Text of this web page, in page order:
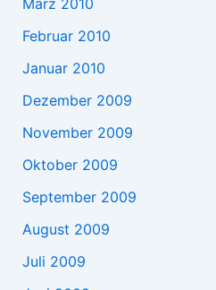
Februar 2010
Januar 2010
Dezember 2009
November 2009
Oktober 2009
September 2009
August 2009
Juli 2009